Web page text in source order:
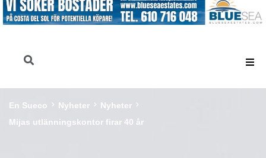
En Sueco Nyheter
Nyheter
Mijas utlänningskontor firar 40 år